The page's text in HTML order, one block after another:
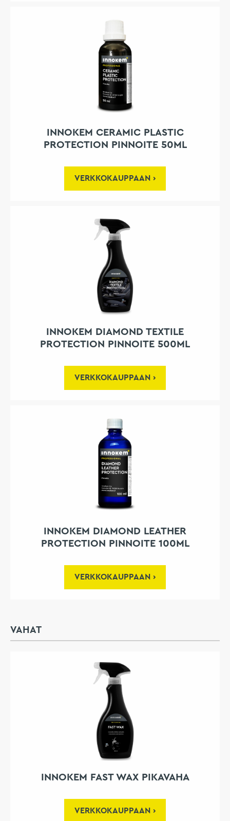
INNOKEM CERAMIC PLASTIC
PROTECTION PINNOITE 50ML
VERKKOKAUPPAAN
INNOKEM DIAMOND TEXTILE
PROTECTION PINNOITE 500ML
VERKKOKAUPPAAN
INNOKEM DIAMOND LEATHER
PROTECTION PINNOITE 100ML
VERKKOKAUPPAAN
VAHAT
INNOKEM FAST WAX PIKAVAHA
VERKKOKAUPPAAN